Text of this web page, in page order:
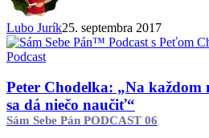
Lubo Jurík25. septembra 2017
Peter
„Na
každom
neúspešnom
projekte
Podcast
Peter Chodelka: „Na každom
sa dá niečo naučiť“
Sám Sebe Pán PODCAST 06